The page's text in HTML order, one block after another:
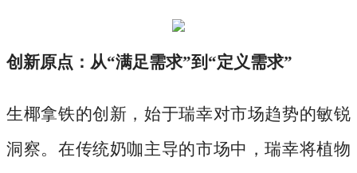
创新原点：从“满足需求”到“定义需求”
生椰拿铁的创新，始于瑞幸对市场趋势的敏锐
洞察。在传统奶咖主导的市场中，瑞幸将植物